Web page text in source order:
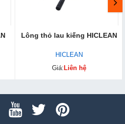
Lông thỏ lau kiếng HICLEAN
HICLEAN
Giá: Liên hệ